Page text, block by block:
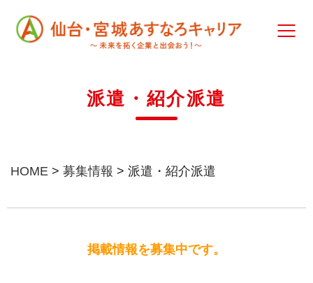
派遣・紹介派遣
HOME > 募集情報 > 派遣・紹介派遣
掲載情報を募集中です。